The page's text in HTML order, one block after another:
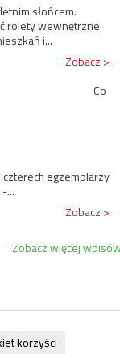
słońcem.
rolety wewnętrzne
i...
Zobacz >
Co
egzemplarzy
...
Zobacz >
Zobacz więcej
korzyści